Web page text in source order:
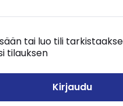
tai luo tili
tilauksen
Kirjaudu